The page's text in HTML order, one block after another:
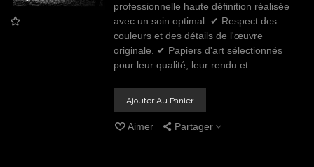
professionnelle haute définition réalisée
avec un soin optimal. ✔ Respect des
couleurs et des détails de l'œuvre
originale. ✔ Papiers d'art sélectionnés
pour leur qualité, leur rendu et...
Ajouter Au Panier
Aimer Partager